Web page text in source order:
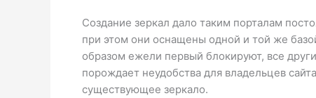
Создание зеркал дало таким порталам
при этом они оснащены одной и той же
образом ежели первый блокируют, все
порождает неудобства для владельцев
существующее зеркало.